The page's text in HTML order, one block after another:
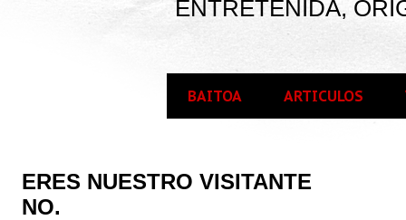
ENTRETENIDA,
BAITOA ARTICULOS
ERES NUESTRO VISITANTE
NO.